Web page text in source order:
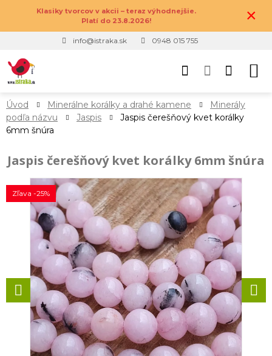
Klasiky tvorcov v akcii – teraz výhodnejšie.
Platí do 23.8.2026!
×
info@istraka.sk 0948 015 755
Úvod Minerálne korálky a drahé kamene
Minerály
podľa názvu
Jaspis
Jaspis čerešňový kvet korálky
6mm šnúra
Jaspis čerešňový kvet korálky 6mm šnúra
Zľava -25%